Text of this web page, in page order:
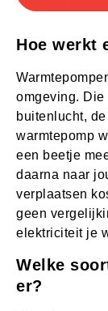
Hoe werkt
omgeving.
buitenlucht,
warmtepomp
een beetje
daarna naar
verplaatsen
geen
elektriciteit je
Welke
er?